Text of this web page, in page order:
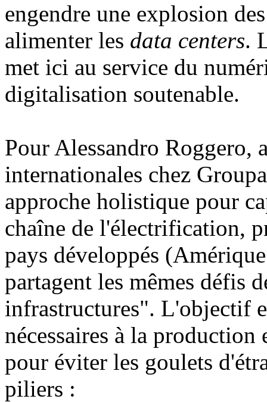
engendre une explosion
alimenter les data centers.
met ici au service du
digitalisation soutenable.
Pour Alessandro Roggero,
internationales chez
approche holistique pour
chaîne de l'électrification,
pays développés
partagent les mêmes défis
infrastructures". L'objectif
nécessaires à la
pour éviter les goulets
piliers :